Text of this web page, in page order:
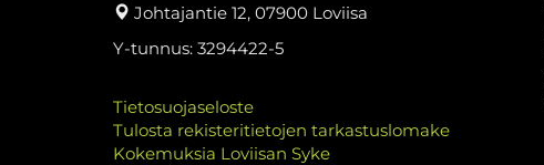
Johtajantie 12, 07900 Loviisa
Y-tunnus: 3294422-5
Tietosuojaseloste
Tulosta rekisteritietojen tarkastuslomake
Kokemuksia Loviisan Syke